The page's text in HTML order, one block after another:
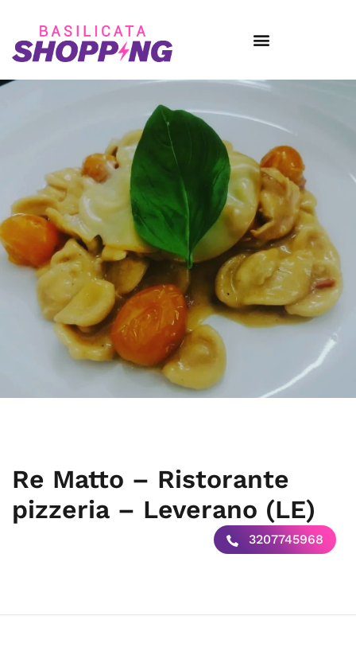
Re Matto – Ristorante
pizzeria – Leverano (LE)
3207745968